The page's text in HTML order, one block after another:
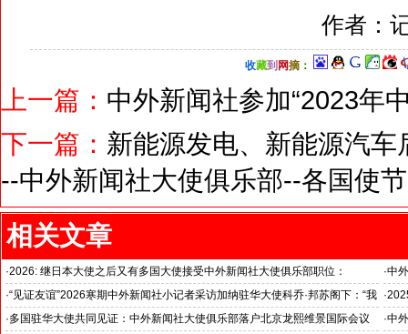
作者：
收藏到 网摘：
上一篇： 中外新闻社参加“2023年
下一篇： 新能源发电、新能源汽
--中外新闻社大使俱乐部--各国使
相关文章
·2026: 继日本大使之后又有多国大使接受中外新闻社大使俱乐部职位：
国之交在于民相亲, 民相亲在于心相通
·中
·“见证友谊”2026寒期中外新闻社小记者采访加纳驻华大使科乔·邦苏阁下：“我
十分享受在中国的时光……”
·
国
·多国驻华大使共同见证：中外新闻社大使俱乐部落户北京龙熙维景国际会议
·中